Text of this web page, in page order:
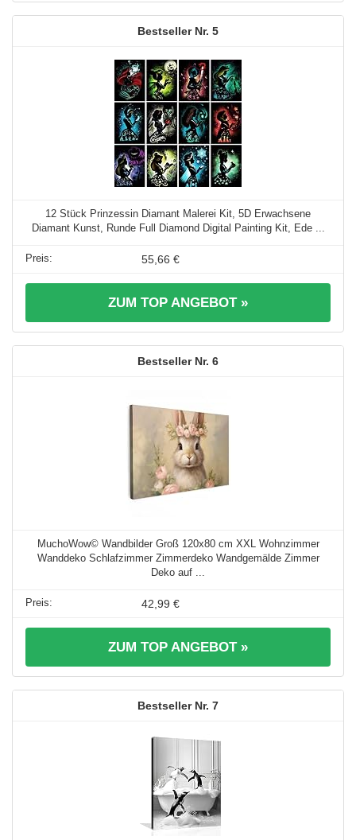
5
12 Stück Prinzessin Diamant Malerei Kit, 5D Erwachsene
Diamant Kunst, Runde Full Diamond Digital Painting Kit, Ede ...
55,66 €
ZUM TOP ANGEBOT »
6
MuchoWow© Wandbilder Groß 120x80 cm XXL Wohnzimmer
Wanddeko Schlafzimmer Zimmerdeko Wandgemälde Zimmer
Deko auf ...
42,99 €
ZUM TOP ANGEBOT »
7